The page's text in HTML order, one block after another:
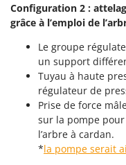
Sécateurs
Semoirs et
Socs pour
Souffleurs
Soufreuses -
Soufreuses -
Taille-haies
J JOLLY ITALIA
KAAZ
Karcher
Kasco
Kemper
Keter
Configuration 2 :
grâce à l’emploi de
Le groupe
un support
Tuyau à haute
régulateur de
Prise de force
sur la pompe
l’arbre à cardan.
*la pompe serait